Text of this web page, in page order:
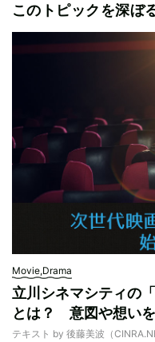
このトピックを深ぼ
Movie,Drama
立川シネマシティの
とは？ 意図や想いを
テキスト by 後藤美波（